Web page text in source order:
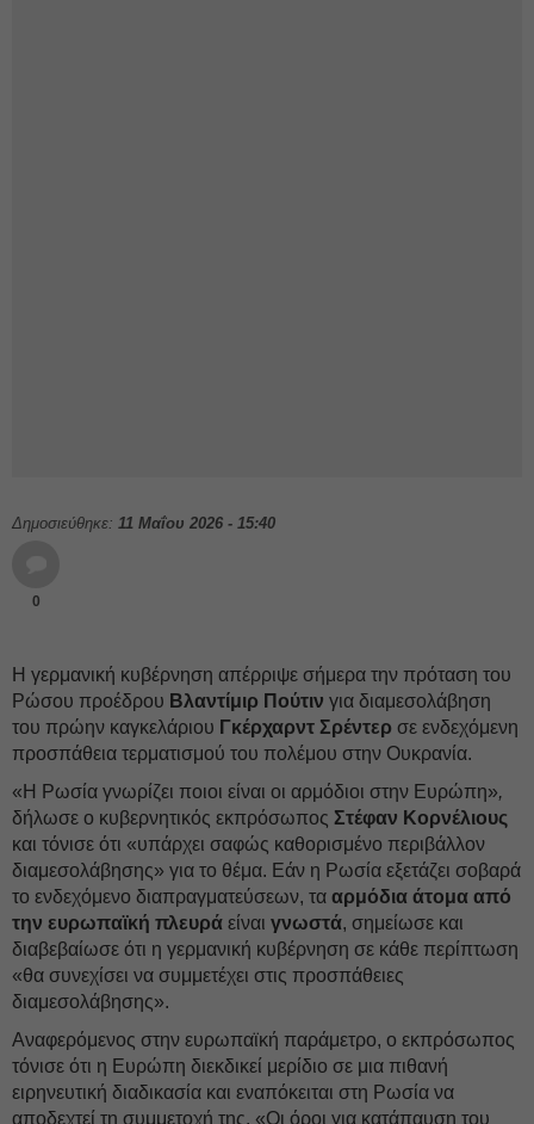
Δημοσιεύθηκε: 11 Μαΐου 2026 - 15:40
0
Η γερμανική κυβέρνηση απέρριψε σήμερα την πρόταση του
Ρώσου προέδρου Βλαντίμιρ Πούτιν για διαμεσολάβηση
του πρώην καγκελάριου Γκέρχαρντ Σρέντερ σε ενδεχόμενη
προσπάθεια τερματισμού του πολέμου στην Ουκρανία.
«Η Ρωσία γνωρίζει ποιοι είναι οι αρμόδιοι στην Ευρώπη»,
δήλωσε ο κυβερνητικός εκπρόσωπος Στέφαν Κορνέλιους
και τόνισε ότι «υπάρχει σαφώς καθορισμένο περιβάλλον
διαμεσολάβησης» για το θέμα. Εάν η Ρωσία εξετάζει σοβαρά
το ενδεχόμενο διαπραγματεύσεων, τα αρμόδια άτομα από
την ευρωπαϊκή πλευρά είναι γνωστά, σημείωσε και
διαβεβαίωσε ότι η γερμανική κυβέρνηση σε κάθε περίπτωση
«θα συνεχίσει να συμμετέχει στις προσπάθειες
διαμεσολάβησης».
Αναφερόμενος στην ευρωπαϊκή παράμετρο, ο εκπρόσωπος
τόνισε ότι η Ευρώπη διεκδικεί μερίδιο σε μια πιθανή
ειρηνευτική διαδικασία και εναπόκειται στη Ρωσία να
αποδεχτεί τη συμμετοχή της. «Οι όροι για κατάπαυση του